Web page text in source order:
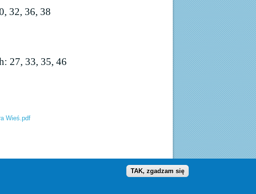
32, 36, 38
27, 33, 35, 46
Wieś.pdf
TAK, zgadzam się